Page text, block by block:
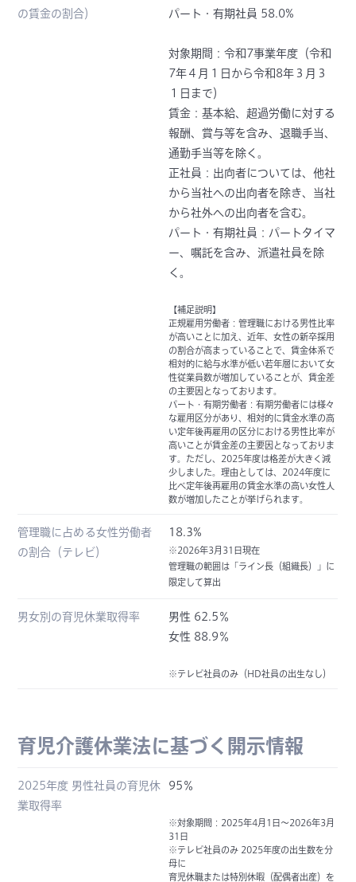
の賃金の割合） パート・有期社員 58.0%
対象期間 ：令和7事業年度（令和
7年４月１日から令和8年３月３
１日まで）
賃金 ：基本給、超過労働に対する
報酬、賞与等を含み、退職手当、
通勤手当等を除く。
正社員 ：出向者については、他社
から当社への出向者を除き、当社
から社外への出向者を含む。
パート・有期社員：パートタイマ
ー、嘱託を含み、派遣社員を除
く。
【補足説明】
正規雇用労働者：管理職における男性比率
が高いことに加え、近年、女性の新卒採用
の割合が高まっていることで、賃金体系で
相対的に給与水準が低い若年層において女
性従業員数が増加していることが、賃金差
の主要因となっております。
パート・有期労働者：有期労働者には様々
な雇用区分があり、相対的に賃金水準の高
い定年後再雇用の区分における男性比率が
高いことが賃金差の主要因となっておりま
す。ただし、2025年度は格差が大きく減
少しました。理由としては、2024年度に
比べ定年後再雇用の賃金水準の高い女性人
数が増加したことが挙げられます。
管理職に占める女性労働者
の割合（テレビ）
18.3%
※2026年3月31日現在
管理職の範囲は「ライン長（組織長）」に
限定して算出
男女別の育児休業取得率
男性 62.5％
女性 88.9％
※テレビ社員のみ（HD社員の出生なし）
育児介護休業法に基づく開示情報
2025年度 男性社員の育児休
業取得率
95％
※対象期間：2025年4月1日～2026年3月
31日
※テレビ社員のみ 2025年度の出生数を分
母に
育児休職または特別休暇（配偶者出産）を